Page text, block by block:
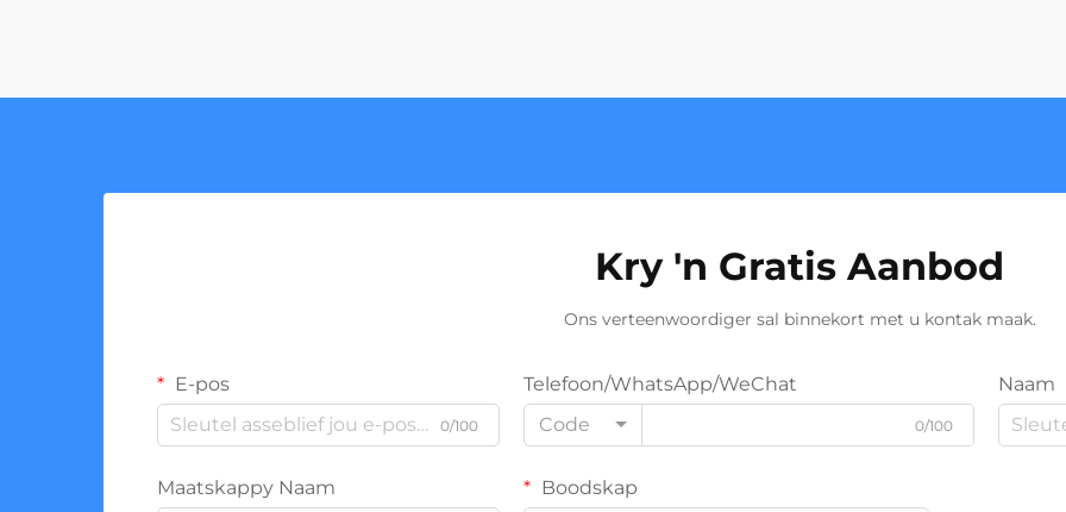
Kry 'n Gratis Aanbod
Ons verteenwoordiger sal binnekort met u kontak maak.
E-pos
0/100
Telefoon/WhatsApp/WeChat
Code
0/100
Naam
Maatskappy Naam Boodskap